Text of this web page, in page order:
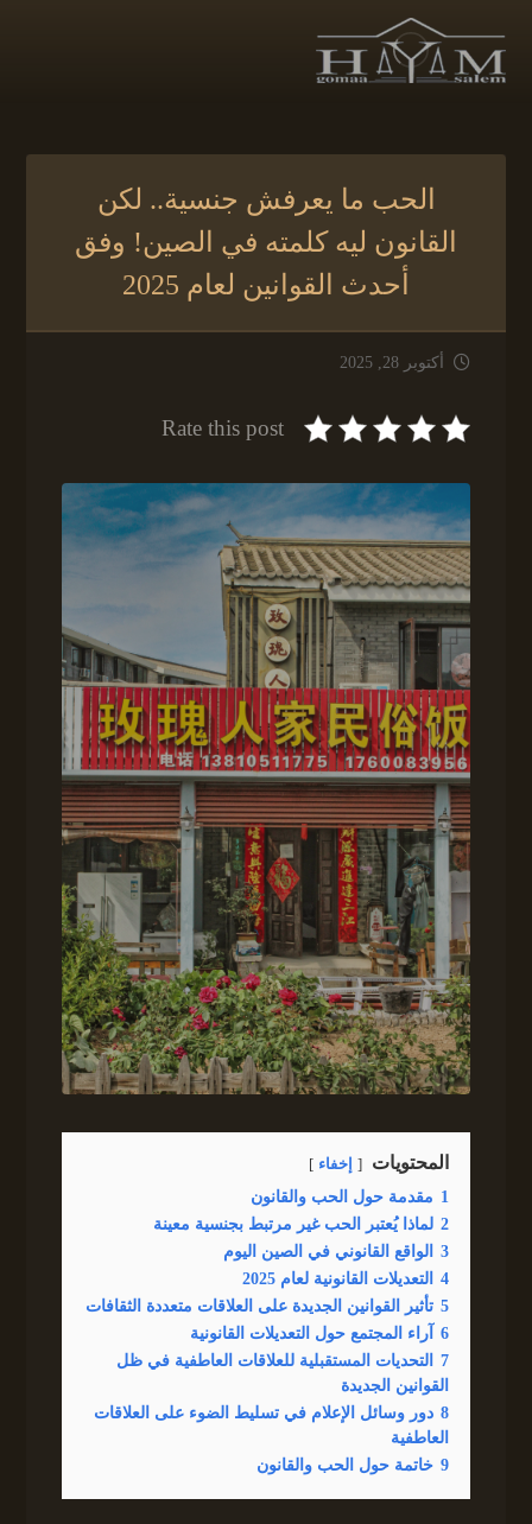
الحب ما يعرفش جنسية.. لكن
القانون ليه كلمته في الصين! وفق
أحدث القوانين لعام 2025
أكتوبر 28, 2025
Rate this post
المحتويات إخفاء
1 مقدمة حول الحب والقانون
2 لماذا يُعتبر الحب غير مرتبط بجنسية معينة
3
الواقع القانوني في الصين اليوم
4
التعديلات القانونية لعام 2025
5 تأثير القوانين الجديدة على العلاقات متعددة الثقافات
6
آراء المجتمع حول التعديلات القانونية
7
التحديات المستقبلية للعلاقات العاطفية في ظل
القوانين الجديدة
8 دور وسائل الإعلام في تسليط الضوء على العلاقات
العاطفية
9 خاتمة حول الحب والقانون